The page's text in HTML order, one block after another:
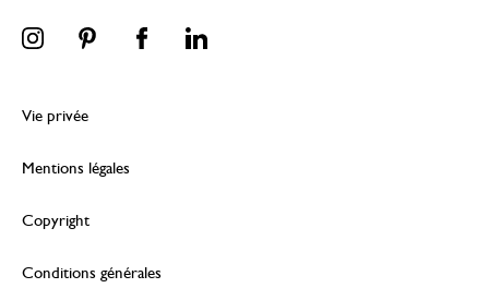
Vie privée
Mentions légales
Copyright
Conditions générales